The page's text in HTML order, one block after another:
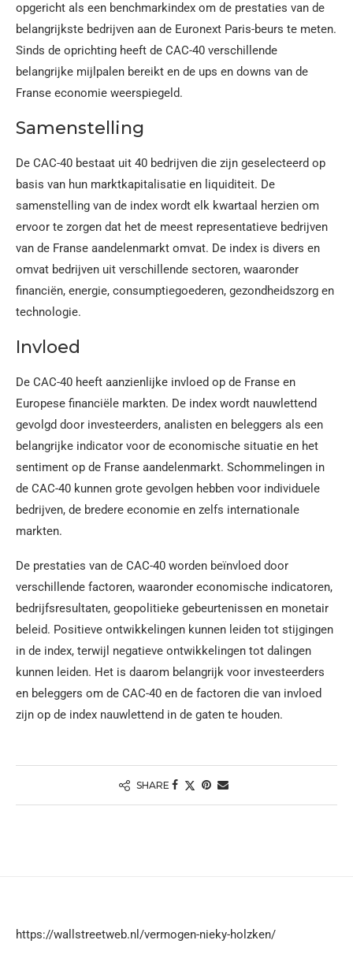
opgericht als een benchmarkindex om de prestaties van de
belangrijkste bedrijven aan de Euronext Paris-beurs te meten.
Sinds de oprichting heeft de CAC-40 verschillende
belangrijke mijlpalen bereikt en de ups en downs van de
Franse economie weerspiegeld.
Samenstelling
De CAC-40 bestaat uit 40 bedrijven die zijn geselecteerd op
basis van hun marktkapitalisatie en liquiditeit. De
samenstelling van de index wordt elk kwartaal herzien om
ervoor te zorgen dat het de meest representatieve bedrijven
van de Franse aandelenmarkt omvat. De index is divers en
omvat bedrijven uit verschillende sectoren, waaronder
financiën, energie, consumptiegoederen, gezondheidszorg en
technologie.
Invloed
De CAC-40 heeft aanzienlijke invloed op de Franse en
Europese financiële markten. De index wordt nauwlettend
gevolgd door investeerders, analisten en beleggers als een
belangrijke indicator voor de economische situatie en het
sentiment op de Franse aandelenmarkt. Schommelingen in
de CAC-40 kunnen grote gevolgen hebben voor individuele
bedrijven, de bredere economie en zelfs internationale
markten.
De prestaties van de CAC-40 worden beïnvloed door
verschillende factoren, waaronder economische indicatoren,
bedrijfsresultaten, geopolitieke gebeurtenissen en monetair
beleid. Positieve ontwikkelingen kunnen leiden tot stijgingen
in de index, terwijl negatieve ontwikkelingen tot dalingen
kunnen leiden. Het is daarom belangrijk voor investeerders
en beleggers om de CAC-40 en de factoren die van invloed
zijn op de index nauwlettend in de gaten te houden.
SHARE
https://wallstreetweb.nl/vermogen-nieky-holzken/